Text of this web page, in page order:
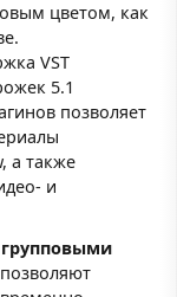
цветом, как
VST
5.1
позволяет
а также
и